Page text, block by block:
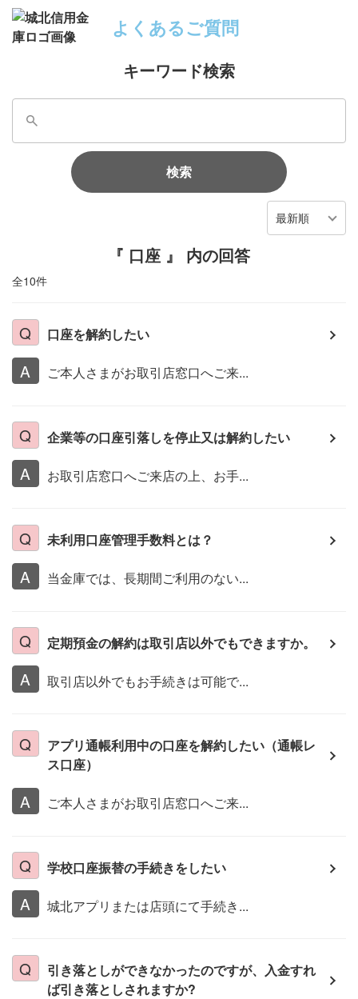
よくあるご質問
キーワード検索
検索
最新順
『 口座 』 内の回答
全10件
口座を解約したい
ご本人さまがお取引店窓口へご来...
企業等の口座引落しを停止又は解約したい
お取引店窓口へご来店の上、お手...
未利用口座管理手数料とは？
当金庫では、長期間ご利用のない...
定期預金の解約は取引店以外でもできますか。
取引店以外でもお手続きは可能で...
アプリ通帳利用中の口座を解約したい（通帳レ
ス口座）
ご本人さまがお取引店窓口へご来...
学校口座振替の手続きをしたい
城北アプリまたは店頭にて手続き...
引き落としができなかったのですが、入金すれ
ば引き落としされますか?